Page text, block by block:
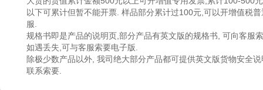
以下可累计但暂不能开票. 样品部分累计过100元,可以开增值税
服.
规格书即是产品的说明页,部分产品有英文版的规格书, 可向客服
如遇丢失,可与客服索要电子版.
除极少数产品以外, 我司绝大部分产品都可提供英文版货物安全
联系索要.